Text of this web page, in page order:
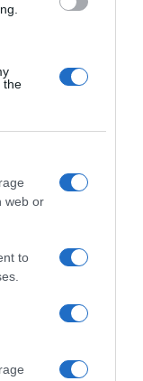
the
web or
to
temperaturu na
da se ne naprave
se lijepo
jos secera dok je
dobro ohladjenu
poveze.6.Kremom
u mlako mlijeko i
secerom u